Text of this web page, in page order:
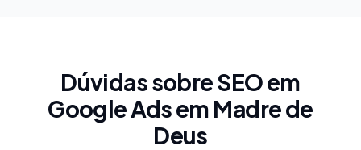
Dúvidas sobre SEO em
Google Ads em Madre de
Deus